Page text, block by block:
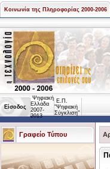
Κοινωνία της Πληροφορίας 2000-2006
Είσοδος
Ψηφιακή
Ελλάδα
2007-
2013
Ε.Π.
"Ψηφιακή
Σύγκλιση"
Γραφείο Τύπου